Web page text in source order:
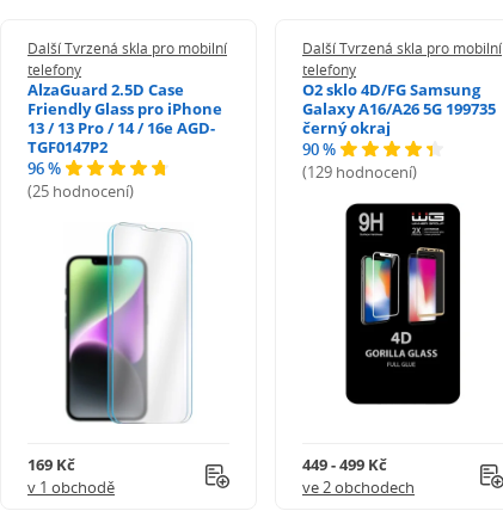
Další Tvrzená skla pro mobilní
telefony
AlzaGuard 2.5D Case
Friendly Glass pro iPhone
13 / 13 Pro / 14 / 16e AGD-
TGF0147P2
96 %
(25 hodnocení)
169 Kč
v 1 obchodě
Další Tvrzená skla pro mobilní
telefony
O2 sklo 4D/FG Samsung
Galaxy A16/A26 5G 199735
černý okraj
90 %
(129 hodnocení)
449 - 499 Kč
ve 2 obchodech